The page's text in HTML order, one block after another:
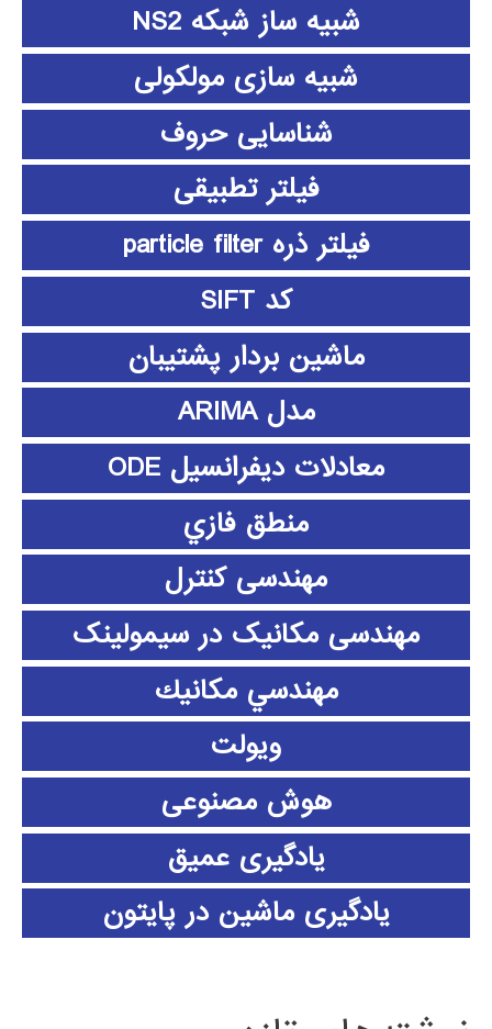
شبیه ساز شبکه NS2
شبیه سازی مولکولی
شناسایی حروف
فیلتر تطبیقی
فیلتر ذره particle filter
کد SIFT
ماشین بردار پشتیبان
مدل ARIMA
معادلات دیفرانسیل ODE
منطق فازي
مهندسی کنترل
مهندسی مکانیک در سیمولینک
مهندسي مكانيك
ویولت
هوش مصنوعی
یادگیری عمیق
یادگیری ماشین در پایتون